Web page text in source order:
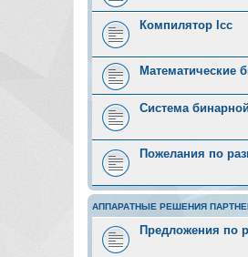
Компилятор lcc
Математические
Система
Пожелания по
АППАРАТНЫЕ РЕШЕНИЯ
Предложения по